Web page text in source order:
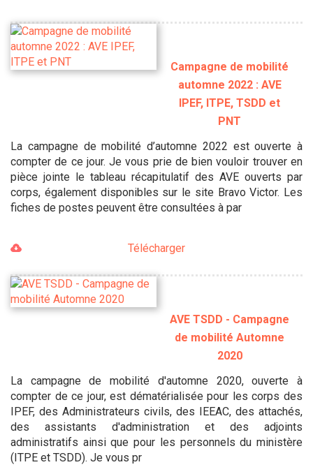
Campagne de mobilité
automne 2022 : AVE
IPEF, ITPE, TSDD et
PNT
La campagne de mobilité d’automne 2022 est ouverte à
compter de ce jour. Je vous prie de bien vouloir trouver en
pièce jointe le tableau récapitulatif des AVE ouverts par
corps, également disponibles sur le site Bravo Victor. Les
fiches de postes peuvent être consultées à par
Télécharger
AVE TSDD - Campagne
de mobilité Automne
2020
La campagne de mobilité d'automne 2020, ouverte à
compter de ce jour, est dématérialisée pour les corps des
IPEF, des Administrateurs civils, des IEEAC, des attachés,
des assistants d'administration et des adjoints
administratifs ainsi que pour les personnels du ministère
(ITPE et TSDD). Je vous pr